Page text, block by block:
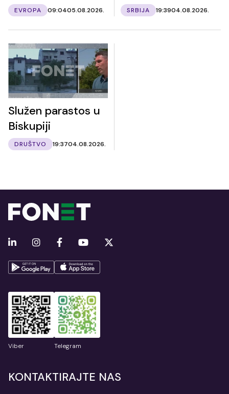
EVROPA 09:0405.08.2026. SRBIJA 19:3904.08.2026.
Služen parastos u
Biskupiji
DRUŠTVO 19:3704.08.2026.
Viber Telegram
KONTAKTIRAJTE NAS